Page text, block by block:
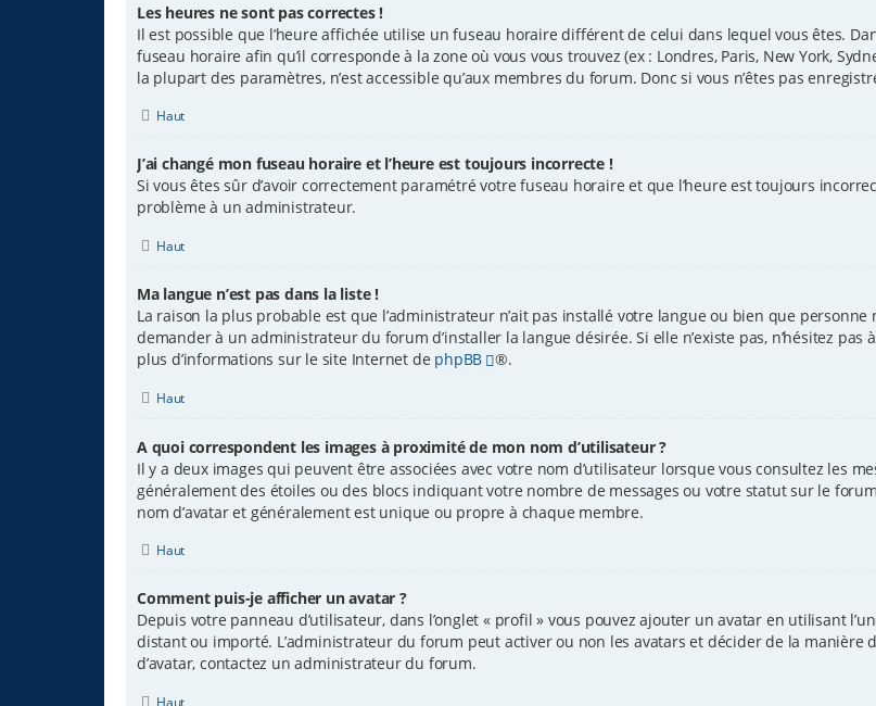
Les heures ne sont pas correctes !
Il est possible que l’heure affichée utilise un fuseau horaire différent de celui dans lequel vous êtes.
fuseau horaire afin qu’il corresponde à la zone où vous vous trouvez (ex : Londres, Paris, New York,
la plupart des paramètres, n’est accessible qu’aux membres du forum. Donc si vous n’êtes pas
Haut
J’ai changé mon fuseau horaire et l’heure est toujours incorrecte !
Si vous êtes sûr d’avoir correctement paramétré votre fuseau horaire et que l’heure est toujours
problème à un administrateur.
Haut
Ma langue n’est pas dans la liste !
La raison la plus probable est que l’administrateur n’ait pas installé votre langue ou bien que personne
demander à un administrateur du forum d’installer la langue désirée. Si elle n’existe pas, n’hésitez
plus d’informations sur le site Internet de phpBB ®.
Haut
A quoi correspondent les images à proximité de mon nom d’utilisateur ?
Il y a deux images qui peuvent être associées avec votre nom d’utilisateur lorsque vous consultez les
généralement des étoiles ou des blocs indiquant votre nombre de messages ou votre statut sur le
nom d’avatar et généralement est unique ou propre à chaque membre.
Haut
Comment puis-je afficher un avatar ?
Depuis votre panneau d’utilisateur, dans l’onglet « profil » vous pouvez ajouter un avatar en utilisant
distant ou importé. L’administrateur du forum peut activer ou non les avatars et décider de la manière
d’avatar, contactez un administrateur du forum.
Haut